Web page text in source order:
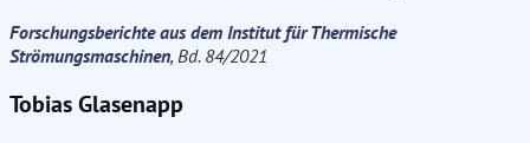
Forschungsberichte aus dem Institut für Thermische
Strömungsmaschinen, Bd. 84/2021
Tobias Glasenapp